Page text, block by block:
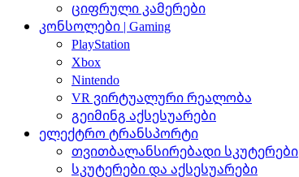
ციფრული კამერები
კონსოლები | Gaming
PlayStation
Xbox
Nintendo
VR ვირტუალური რეალობა
გეიმინგ აქსესუარები
ელექტრო ტრანსპორტი
თვითბალანსირებადი სკუტერები
სკუტერები და აქსესუარები